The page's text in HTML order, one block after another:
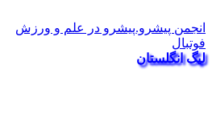
انجمن پیشرو.پیشرو در علم و ورزش
فوتبال
لیگ انگلستان